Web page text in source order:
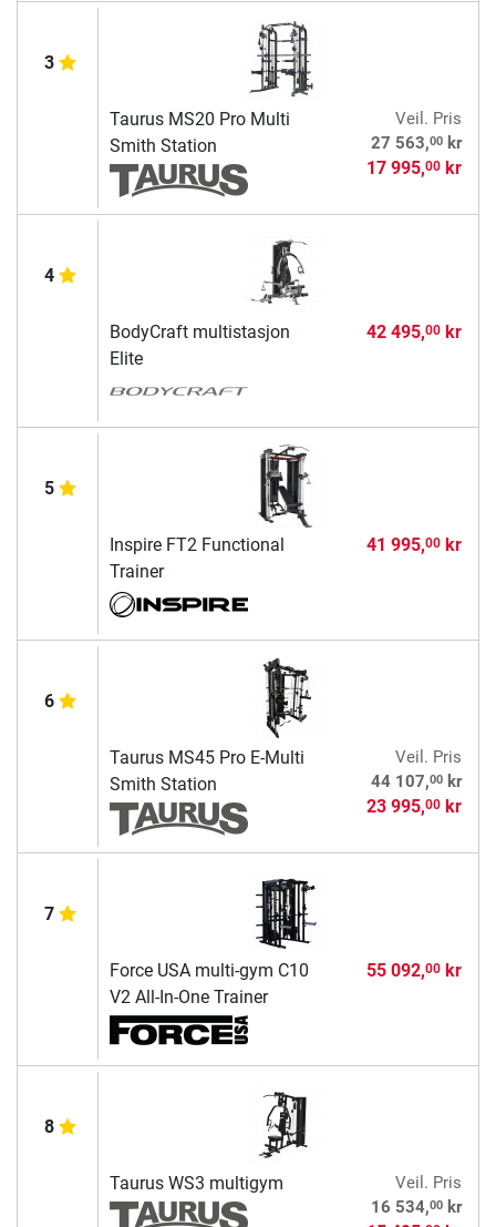
3
Taurus MS20 Pro Multi
Smith Station
Veil. Pris
27 563,00kr
17 995,00kr
4
BodyCraft multistasjon
Elite
42 495,00kr
5
Inspire FT2 Functional
Trainer
41 995,00kr
6
Taurus MS45 Pro E-Multi
Smith Station
Veil. Pris
44 107,00kr
23 995,00kr
7
Force USA multi-gym C10
V2 All-In-One Trainer
55 092,00kr
8
Taurus WS3 multigym
Veil. Pris
16 534,00kr